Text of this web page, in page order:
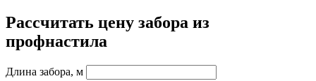
Рассчитать цену забора из
профнастила
Длина забора, м